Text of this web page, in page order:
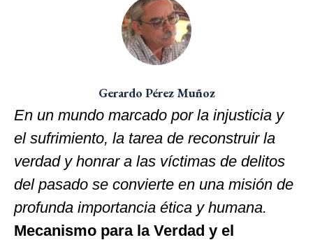
Gerardo Pérez Muñoz
En un mundo marcado por la injusticia y
el sufrimiento, la tarea de reconstruir la
verdad y honrar a las víctimas de delitos
del pasado se convierte en una misión de
profunda importancia ética y humana.
Mecanismo para la Verdad y el